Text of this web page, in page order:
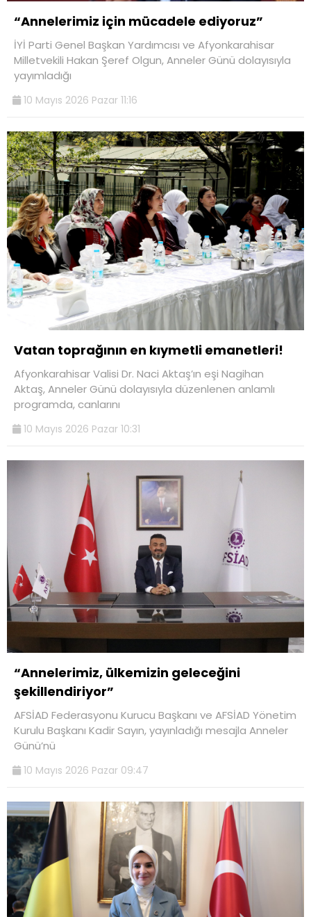
“Annelerimiz için mücadele ediyoruz”
İYİ Parti Genel Başkan Yardımcısı ve Afyonkarahisar
Milletvekili Hakan Şeref Olgun, Anneler Günü dolayısıyla
yayımladığı
10 Mayıs 2026 Pazar 11:16
Vatan toprağının en kıymetli emanetleri!
Afyonkarahisar Valisi Dr. Naci Aktaş’ın eşi Nagihan
Aktaş, Anneler Günü dolayısıyla düzenlenen anlamlı
programda, canlarını
10 Mayıs 2026 Pazar 10:31
“Annelerimiz, ülkemizin geleceğini
şekillendiriyor”
AFSİAD Federasyonu Kurucu Başkanı ve AFSİAD Yönetim
Kurulu Başkanı Kadir Sayın, yayınladığı mesajla Anneler
Günü’nü
10 Mayıs 2026 Pazar 09:47